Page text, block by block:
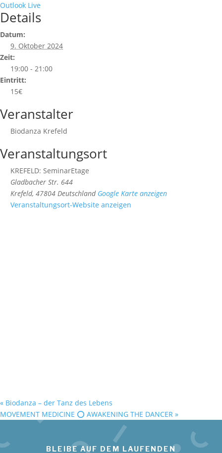
Outlook Live
Details
Datum:
9. Oktober 2024
Zeit:
19:00 - 21:00
Eintritt:
15€
Veranstalter
Biodanza Krefeld
Veranstaltungsort
KREFELD: SeminarEtage
Gladbacher Str. 644
Krefeld, 47804 Deutschland Google Karte anzeigen
Veranstaltungsort-Website anzeigen
« Biodanza – der Tanz des Lebens
MOVEMENT MEDICINE ⭕️ AWAKENING THE DANCER »
BLEIBE AUF DEM LAUFENDEN